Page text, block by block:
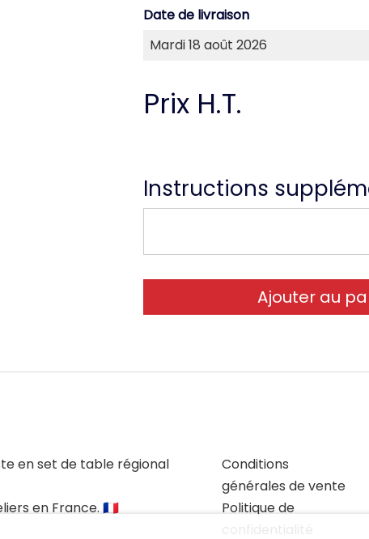
Date de livraison
Prix H.T.
Instructions
en set de table régional
en France. 🇫🇷
Conditions
générales de vente
Politique de